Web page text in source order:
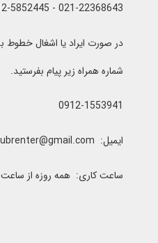
021-22368643 - 0912-5852445
شماره همراه زیر پیام بفرستید.
0912-1553941
ایمیل: clubrenter@gmail.com
ساعت کاری: همه روزه از ساعت 9:00 الی 17:00